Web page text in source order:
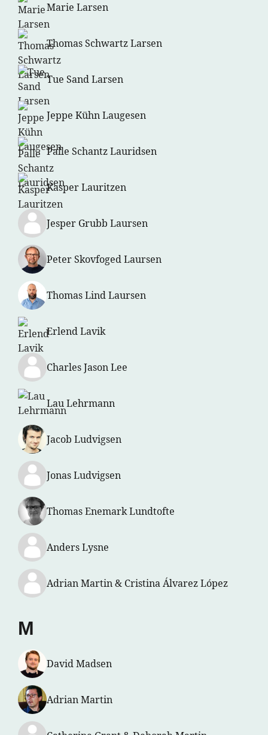
Marie Larsen
Thomas Schwartz Larsen
Tue Sand Larsen
Jeppe Kühn Laugesen
Palle Schantz Lauridsen
Kasper Lauritzen
Jesper Grubb Laursen
Peter Skovfoged Laursen
Thomas Lind Laursen
Erlend Lavik
Charles Jason Lee
Lau Lehrmann
Jacob Ludvigsen
Jonas Ludvigsen
Thomas Enemark Lundtofte
Anders Lysne
Adrian Martin & Cristina Álvarez López
M
David Madsen
Adrian Martin